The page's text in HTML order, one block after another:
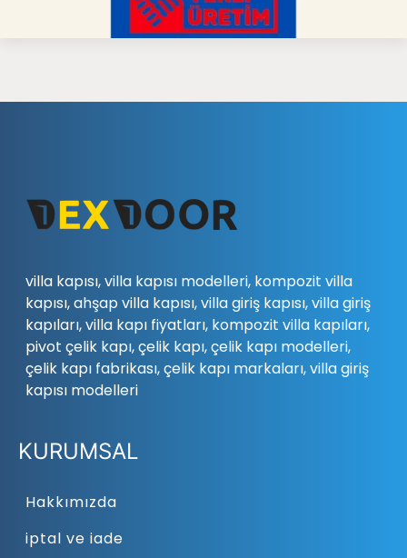
villa kapısı, villa kapısı modelleri, kompozit villa
kapısı, ahşap villa kapısı, villa giriş kapısı, villa giriş
kapıları, villa kapı fiyatları, kompozit villa kapıları,
pivot çelik kapı, çelik kapı, çelik kapı modelleri,
çelik kapı fabrikası, çelik kapı markaları, villa giriş
kapısı modelleri
KURUMSAL
Hakkımızda
iptal ve iade